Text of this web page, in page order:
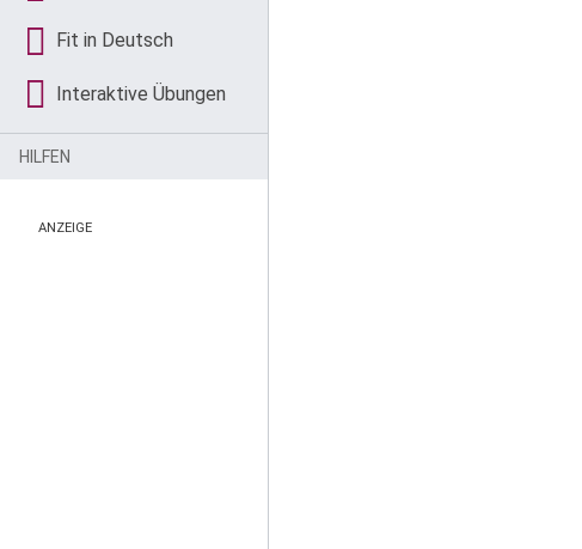
Fit in Deutsch
Interaktive Übungen
HILFEN
ANZEIGE